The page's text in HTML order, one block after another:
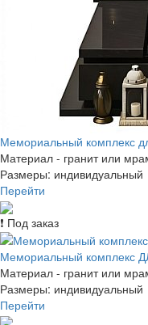
Мемориальный комплекс
Материал - гранит или
Размеры: индивидуальный
Перейти
❗ Под заказ
Мемориальный комплекс
Материал - гранит или
Размеры: индивидуальный
Перейти